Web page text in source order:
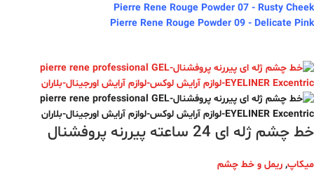
Pierre Rene Rouge Powder 07 - Rusty Cheek
Pierre Rene Rouge Powder 09 - Delicate Pink
خط چشم ژله ای 24 ساعته پیررنه پروفشنال
میکاپ, ریمل و خط چشم